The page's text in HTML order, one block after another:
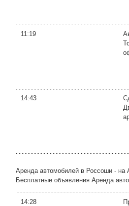
11:19
14:43
Аренда автомобилей в Россоши -
Бесплатные объявления Аренда
14:28